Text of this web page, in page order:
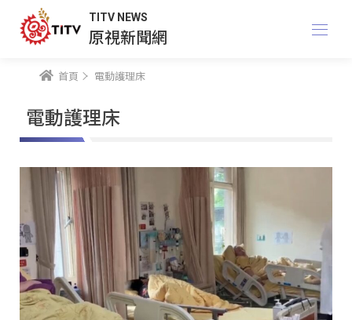
TITV NEWS
原視新聞網
首頁 電動護理床
電動護理床